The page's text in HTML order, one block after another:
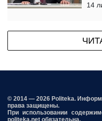
14
© 2014 — 2026 Politeka.
права защищены.
При использовании
politeka.net обязательна.